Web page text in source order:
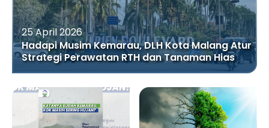
25 April 2026
Hadapi Musim Kemarau, DLH Kota Malang Atur
Strategi Perawatan RTH dan Tanaman Hias